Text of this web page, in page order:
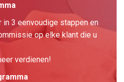
in 3 eenvoudige stappen en
op elke klant die u
verdienen!